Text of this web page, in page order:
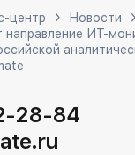
центр Новости
направление ИТ-
28-84